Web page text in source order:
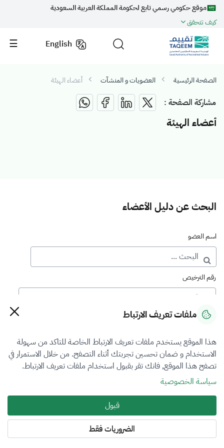
موقع حكومي رسمي تابع لحكومة المملكة العربية السعودية
كيف تتحقق
English
الصفحة الرئيسية العضويات و المنشآت أعضاء الهيئة
مشاركة الصفحة :
أعضاء الهيئة
البحث عن دليل الأعضاء
اسم العضو
رقم الترخيص
رقم العضوية
فرع التقييم
الكل
نوع العضوية
منتسب
المنطقة
ملفات تعريف الارتباط
هذا الموقع يستخدم ملفات تعريف الارتباط الخاصة للتاكد من سهولة
الاستخدام و ضمان تحسين تجربتك أثناء التصفح. من خلال الاستمرار في
تصفح هذا الموقع, فانك تقر بقبول استخدام ملفات تعريف الارتباط.
سياسة الخصوصية
قبول
الضروريات فقط